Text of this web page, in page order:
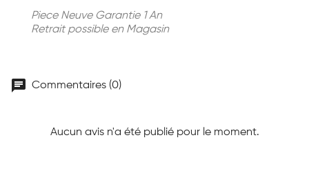
Piece Neuve Garantie 1 An
Retrait possible en Magasin
chat Commentaires (0)
Aucun avis n'a été publié pour le moment.